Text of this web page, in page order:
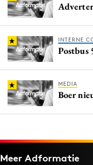
INTERNE
MEDIA
Boer
Meer Adformatie